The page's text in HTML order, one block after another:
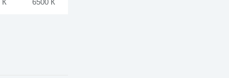
К 6500 К